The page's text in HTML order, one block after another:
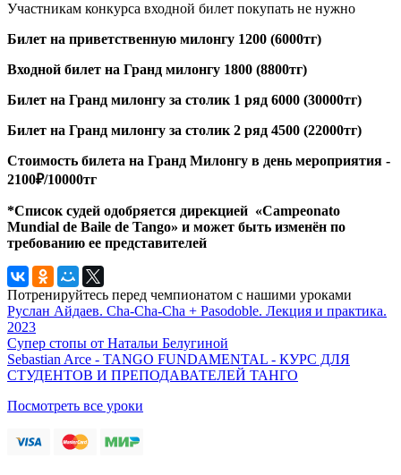
Участникам конкурса входной билет покупать не нужно
Билет на приветственную милонгу 1200 (6000тг)
Входной билет на Гранд милонгу 1800 (8800тг)
Билет на Гранд милонгу за столик 1 ряд 6000 (30000тг)
Билет на Гранд милонгу за столик 2 ряд 4500 (22000тг)
Стоимость билета на Гранд Милонгу в день мероприятия -
2100₽/10000тг
*Список судей одобряется дирекцией «Campeonato
Mundial de Baile de Tango» и может быть изменён по
требованию ее представителей
Потренируйтесь перед чемпионатом с нашими уроками
Руслан Айдаев. Cha-Cha-Cha + Pasodoble. Лекция и практика.
2023
Супер стопы от Натальи Белугиной
Sebastian Arce - TANGO FUNDAMENTAL - КУРС ДЛЯ
СТУДЕНТОВ И ПРЕПОДАВАТЕЛЕЙ ТАНГО
Посмотреть все уроки